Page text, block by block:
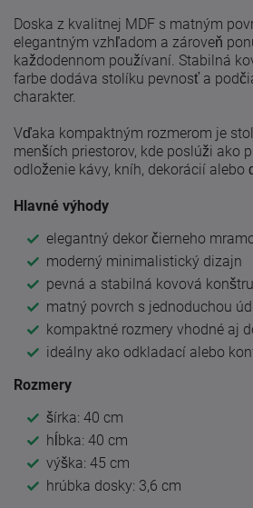
Doska z kvalitnej MDF s matným
elegantným vzhľadom a zároveň
každodennom používaní. Stabilná
farbe dodáva stolíku pevnosť a
charakter.
Vďaka kompaktným rozmerom je
menších priestorov, kde poslúži ako
odloženie kávy, kníh, dekorácií alebo
Hlavné výhody
elegantný dekor čierneho
moderný minimalistický dizajn
pevná a stabilná kovová
matný povrch s jednoduchou
kompaktné rozmery vhodné aj
ideálny ako odkladací alebo
Rozmery
šírka: 40 cm
hĺbka: 40 cm
výška: 45 cm
hrúbka dosky: 3,6 cm